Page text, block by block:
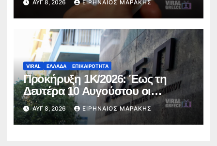
ΑΥΓ 8, 2026 ΕΙΡΗΝΑΊΟΣ ΜΑΡΆΚΗΣ
VIRAL ΕΛΛΑΔΑ ΕΠΙΚΑΙΡΟΤΗΤΑ
Προκήρυξη 1Κ/2026: Έως τη
Δευτέρα 10 Αυγούστου οι
ενστάσεις για τα προσωρινά
αποτελέσματα
ΑΥΓ 8, 2026 ΕΙΡΗΝΑΊΟΣ ΜΑΡΆΚΗΣ